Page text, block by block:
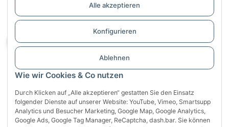
Wie wir Cookies & Co nutzen
Durch Klicken auf „Alle akzeptieren“ gestatten Sie den Einsatz
folgender Dienste auf unserer Website: YouTube, Vimeo, Smartsupp
Analytics und Besucher Marketing, Google Map, Google Analytics,
Google Ads, Google Tag Manager, ReCaptcha, dash.bar. Sie können
Alle akzeptieren
Konfigurieren
Ablehnen
Support / Dialogaufnahme
Vertrag widerrufen
Sichere Zahlung mit: